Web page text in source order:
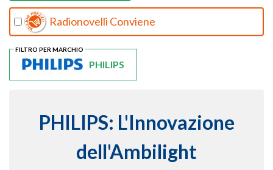
Radionovelli Conviene
PHILIPS
FILTRO PER MARCHIO
PHILIPS: L'Innovazione
dell'Ambilight